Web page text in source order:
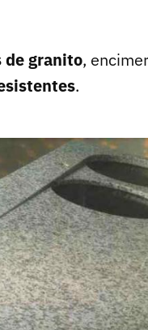
de granito,
.